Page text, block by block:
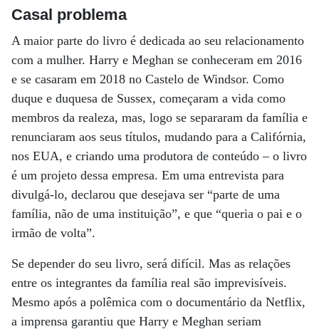
Casal problema
A maior parte do livro é dedicada ao seu relacionamento
com a mulher. Harry e Meghan se conheceram em 2016
e se casaram em 2018 no Castelo de Windsor. Como
duque e duquesa de Sussex, começaram a vida como
membros da realeza, mas, logo se separaram da família e
renunciaram aos seus títulos, mudando para a Califórnia,
nos EUA, e criando uma produtora de conteúdo – o livro
é um projeto dessa empresa. Em uma entrevista para
divulgá-lo, declarou que desejava ser “parte de uma
família, não de uma instituição”, e que “queria o pai e o
irmão de volta”.
Se depender do seu livro, será difícil. Mas as relações
entre os integrantes da família real são imprevisíveis.
Mesmo após a polêmica com o documentário da Netflix,
a imprensa garantiu que Harry e Meghan seriam